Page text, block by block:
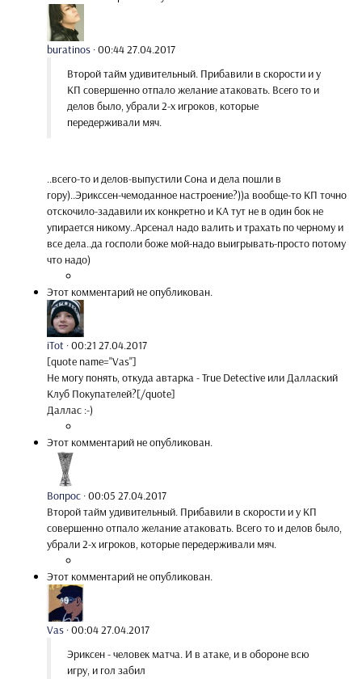
buratinos ·00:44 27.04.2017
Второй тайм удивительный. Прибавили в скорости и у
КП совершенно отпало желание атаковать. Всего то и
делов было, убрали 2-х игроков, которые
передерживали мяч.
..всего-то и делов-выпустили Сона и дела пошли в
гору)..Эрикссен-чемоданное настроение?))а вообще-то КП точно
отскочило-задавили их конкретно и КА тут не в один бок не
упирается никому..Арсенал надо валить и трахать по черному и
все дела..да госполи боже мой-надо выигрывать-просто потому
что надо)
Этот комментарий не опубликован.
iTot ·00:21 27.04.2017
[quote name="Vas"]
Не могу понять, откуда автарка - True Detective или Даллаский
Клуб Покупателей?[/quote]
Даллас :-)
Этот комментарий не опубликован.
Вопрос ·00:05 27.04.2017
Второй тайм удивительный. Прибавили в скорости и у КП
совершенно отпало желание атаковать. Всего то и делов было,
убрали 2-х игроков, которые передерживали мяч.
Этот комментарий не опубликован.
Vas ·00:04 27.04.2017
Эриксен - человек матча. И в атаке, и в обороне всю
игру, и гол забил